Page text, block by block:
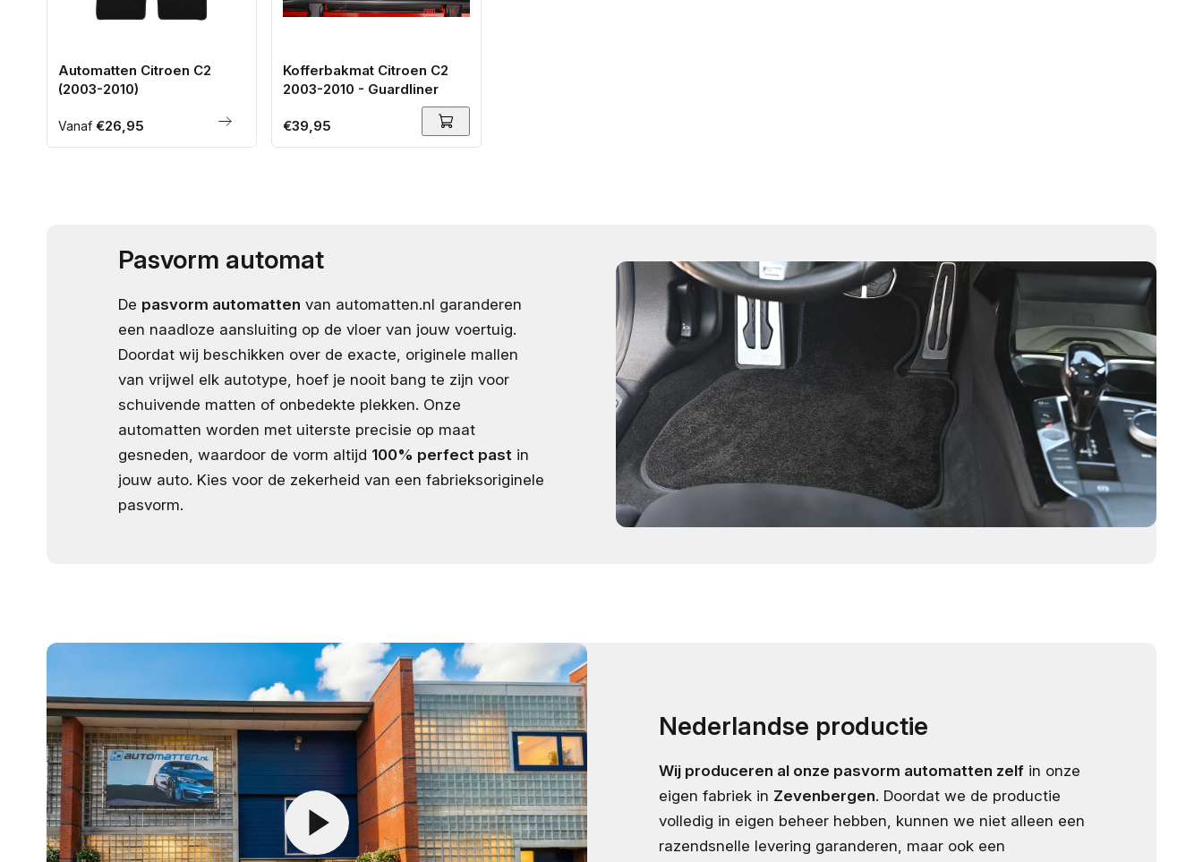
Automatten Citroen C2
(2003-2010)
Normale
prijs
Vanaf €26,95
Kofferbakmat Citroen C2
2003-2010 - Guardliner
Normale
prijs
€39,95
Pasvorm automat
De pasvorm automatten van automatten.nl garanderen
een naadloze aansluiting op de vloer van jouw voertuig.
Doordat wij beschikken over de exacte, originele mallen
van vrijwel elk autotype, hoef je nooit bang te zijn voor
schuivende matten of onbedekte plekken. Onze
automatten worden met uiterste precisie op maat
gesneden, waardoor de vorm altijd 100% perfect past in
jouw auto. Kies voor de zekerheid van een fabrieksoriginele
pasvorm.
Nederlandse productie
Wij produceren al onze pasvorm automatten zelf in onze
eigen fabriek in Zevenbergen. Doordat we de productie
volledig in eigen beheer hebben, kunnen we niet alleen een
razendsnelle levering garanderen, maar ook een